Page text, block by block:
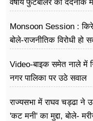
वर्षीय फुटबॉलर की दर्दनाक
Monsoon Session :
बोले-राजनीतिक विरोधी
Video-बाइक समेत नाले में
नगर पालिका पर उठे सवाल
राज्यसभा में राघव चड्ढा ने
'कट मनी' का मुद्दा, बोले-